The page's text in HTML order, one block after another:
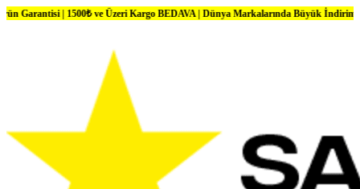
ve Üzeri Kargo BEDAVA | Dünya Markalarında Büyük İndirimler